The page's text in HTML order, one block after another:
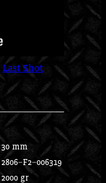
Last Shot
30 mm
2806−F2−006319
2000 gr